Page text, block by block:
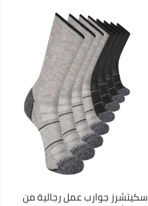
سكيتشرز جوارب عمل رجالية من